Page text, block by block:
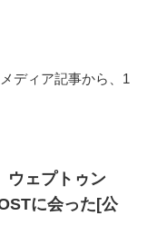
ィア記事から、1
ウェプトゥン
に会った[公